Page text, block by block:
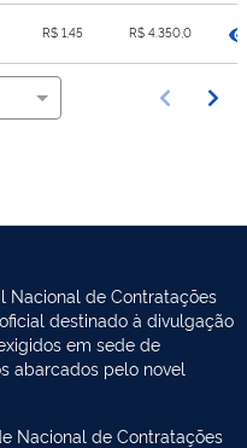
R$ 1,45 R$ 4.350,00
Nacional de Contratações
destinado à divulgação
em sede de
abarcados pelo novel
Nacional de Contratações